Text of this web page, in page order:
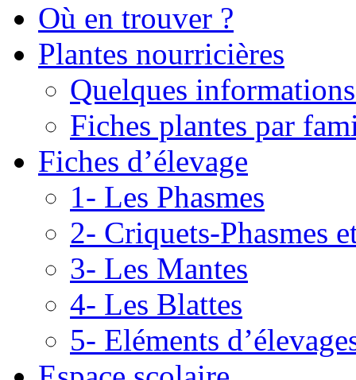
Où en trouver ?
Plantes nourricières
Quelques
Fiches plantes par
Fiches d’élevage
1- Les Phasmes
2- Criquets-Phasmes
3- Les Mantes
4- Les Blattes
5- Eléments